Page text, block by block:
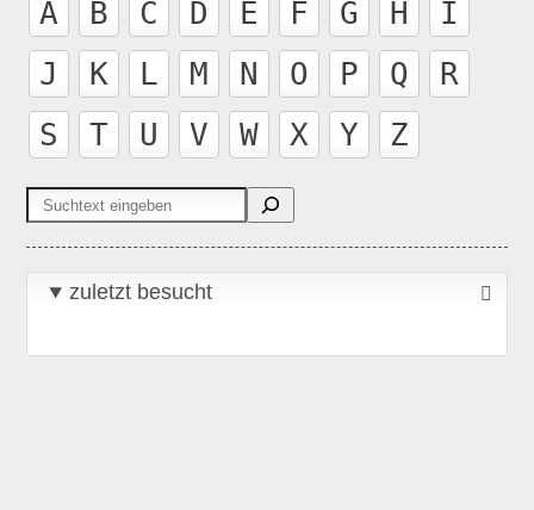
A B C D E F G H
I
J
K L M N O P Q
R
S
T U V W X Y Z
Suchen
zuletzt besucht